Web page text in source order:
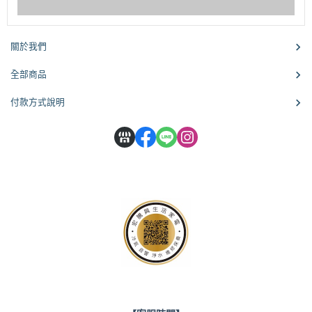
關於我們
全部商品
付款方式說明